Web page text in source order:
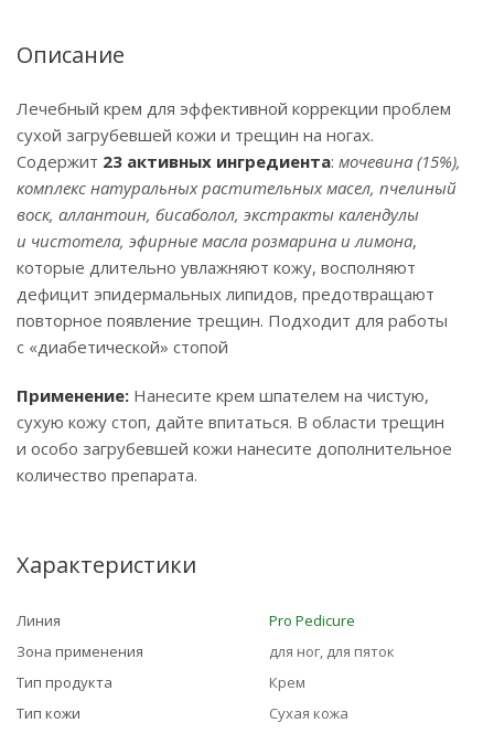
Описание
Лечебный крем для эффективной коррекции проблем
сухой загрубевшей кожи и трещин на ногах.
Содержит 23 активных ингредиента: мочевина (15%),
комплекс натуральных растительных масел, пчелиный
воск, аллантоин, бисаболол, экстракты календулы
и чистотела, эфирные масла розмарина и лимона,
которые длительно увлажняют кожу, восполняют
дефицит эпидермальных липидов, предотвращают
повторное появление трещин. Подходит для работы
с «диабетической» стопой
Применение: Нанесите крем шпателем на чистую,
сухую кожу стоп, дайте впитаться. В области трещин
и особо загрубевшей кожи нанесите дополнительное
количество препарата.
Характеристики
Линия
Pro Pedicure
Зона применения
для ног, для пяток
Тип продукта
Крем
Тип кожи
Сухая кожа